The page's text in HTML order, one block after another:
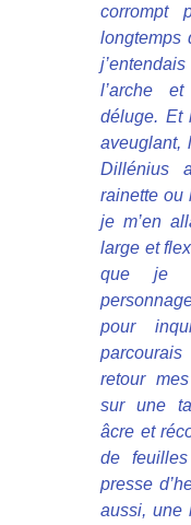
corrompt
longtemps
l’arche
déluge. Et
aveuglant,
Dillénius
rainette ou
je m’en
large et
que je
pour
retour
sur une
âcre et
de
presse
aussi, une